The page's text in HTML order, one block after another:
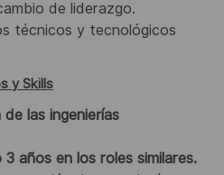
de liderazgo.
técnicos y tecnológicos
y Skills
las ingenierías
3 años en los roles similares.